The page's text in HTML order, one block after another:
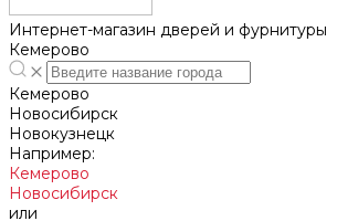
Интернет-магазин дверей и фурнитуры
Кемерово
Кемерово
Новосибирск
Новокузнецк
Например:
Кемерово
Новосибирск
или